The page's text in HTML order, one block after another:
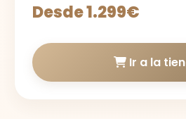
Desde 1.299€
Ir a la